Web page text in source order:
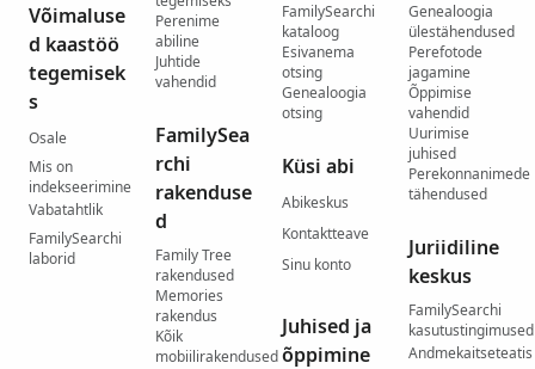
Võimaluse
d kaastöö
tegemisek
s
Osale
Mis on
indekseerimine
Vabatahtlik
FamilySearchi
laborid
Perenime
abiline
Juhtide
vahendid
FamilySea
rchi
rakenduse
d
Family Tree
rakendused
Memories
rakendus
Kõik
mobiilirakendused
FamilySearchi
kataloog
Esivanema
otsing
Genealoogia
otsing
Küsi abi
Abikeskus
Kontaktteave
Sinu konto
Juhised ja
õppimine
Genealoogia
ülestähendused
Perefotode
jagamine
Õppimise
vahendid
Uurimise
juhised
Perekonnanimede
tähendused
Juriidiline
keskus
FamilySearchi
kasutustingimused
Andmekaitseteatis